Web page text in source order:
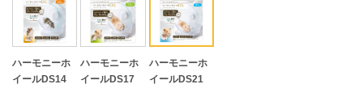
ハーモニーホ
イールDS14
ハーモニーホ
イールDS17
ハーモニーホ
イールDS21